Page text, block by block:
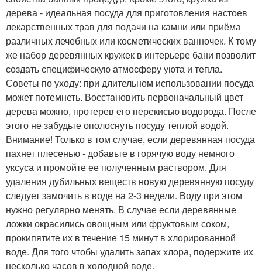
дерева - идеальная посуда для приготовления настоев
лекарственных трав для подачи на камни или приёма
различных лечебных или косметических ванночек. К тому
же набор деревянных кружек в интерьере бани позволит
создать специфическую атмосферу уюта и тепла.
Советы по уходу: при длительном использовании посуда
может потемнеть. Восстановить первоначальный цвет
дерева можно, протерев его перекисью водорода. После
этого не забудьте ополоснуть посуду теплой водой.
Внимание! Только в том случае, если деревянная посуда
пахнет плесенью - добавьте в горячую воду немного
уксуса и промойте ее полученным раствором. Для
удаления дубильных веществ новую деревянную посуду
следует замочить в воде на 2-3 недели. Воду при этом
нужно регулярно менять. В случае если деревянные
ложки окрасились овощным или фруктовым соком,
прокипятите их в течение 15 минут в хлорированной
воде. Для того чтобы удалить запах хлора, подержите их
несколько часов в холодной воде.